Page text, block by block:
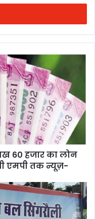
60 हजार का लोन
एमपी तक न्यूज़-